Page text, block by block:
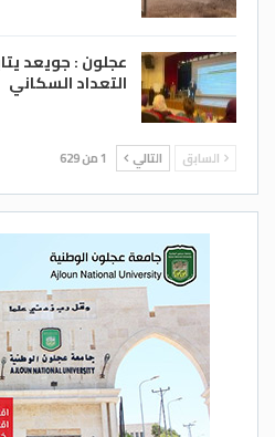
عجلون : جويعد
التعداد السكاني
السابق التالي 1 من 629